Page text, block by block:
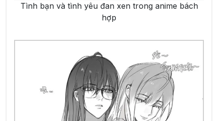
Tình bạn và tình yêu đan xen trong anime bách
hợp